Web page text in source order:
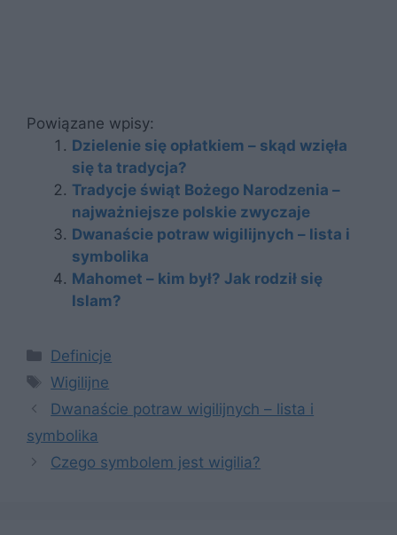
Powiązane wpisy:
Dzielenie się opłatkiem – skąd wzięła
się ta tradycja?
Tradycje świąt Bożego Narodzenia –
najważniejsze polskie zwyczaje
Dwanaście potraw wigilijnych – lista i
symbolika
Mahomet – kim był? Jak rodził się
Islam?
Kategorie
Definicje
Tagi
Wigilijne
Dwanaście potraw wigilijnych – lista i
symbolika
Czego symbolem jest wigilia?